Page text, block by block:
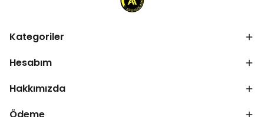
Kategoriler
Hesabım
Hakkımızda